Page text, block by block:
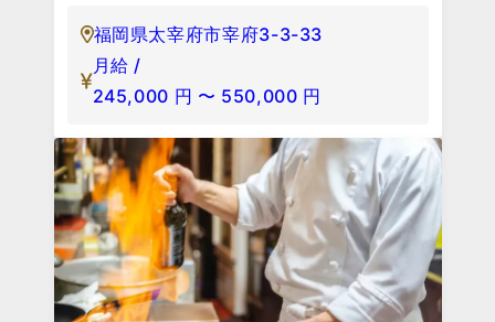
福岡県太宰府市宰府3-3-33
月給 /
245,000 円 〜 550,000 円